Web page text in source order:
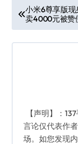
章
导
小米6尊享版现
卖4000元被赞
【声明】：
言论仅代表作
场。如您发现